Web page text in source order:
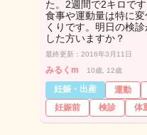
た。2週間で2キロで
食事や運動量は特に
くりです。明日の検
した方いますか？
最終更新：2016年3月11日
みるくm 10歳, 12歳
妊娠・出産 運動
妊娠前
検診 体